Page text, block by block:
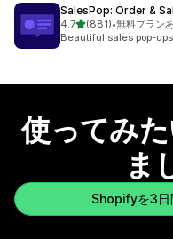
SalesPop: Order &
4.75つ星中
(881)
合計レビュー数：881件
•無料プラン
Beautiful sales pop-
使ってみ
ま
Shopifyを3日